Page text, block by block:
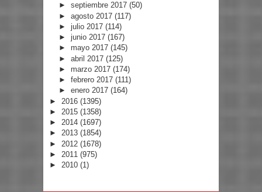
► septiembre 2017 (50)
► agosto 2017 (117)
► julio 2017 (114)
► junio 2017 (167)
► mayo 2017 (145)
► abril 2017 (125)
► marzo 2017 (174)
► febrero 2017 (111)
► enero 2017 (164)
► 2016 (1395)
► 2015 (1358)
► 2014 (1697)
► 2013 (1854)
► 2012 (1678)
► 2011 (975)
► 2010 (1)